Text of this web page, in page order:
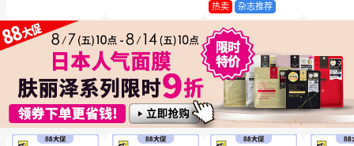
热卖 杂志推荐